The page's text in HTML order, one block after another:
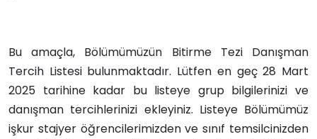
Bu amaçla, Bölümümüzün Bitirme Tezi Danışman
Tercih Listesi bulunmaktadır. Lütfen en geç 28 Mart
2025 tarihine kadar bu listeye grup bilgilerinizi ve
danışman tercihlerinizi ekleyiniz. Listeye Bölümümüz
işkur stajyer öğrencilerimizden ve sınıf temsilcinizden